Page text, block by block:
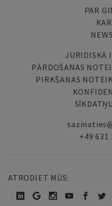
PAR
JURIDISKĀ
PĀRDOŠANAS
PIRKŠANAS
+49 631
ATRODIET MŪS: